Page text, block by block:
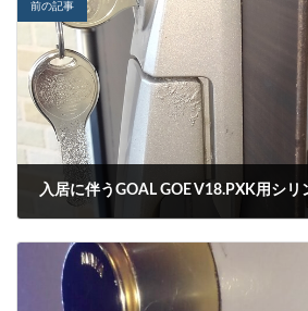
前の記事
入居に伴うGOAL GOE V18.PXK用シリ